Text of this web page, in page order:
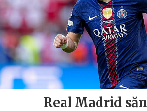
Real Madrid